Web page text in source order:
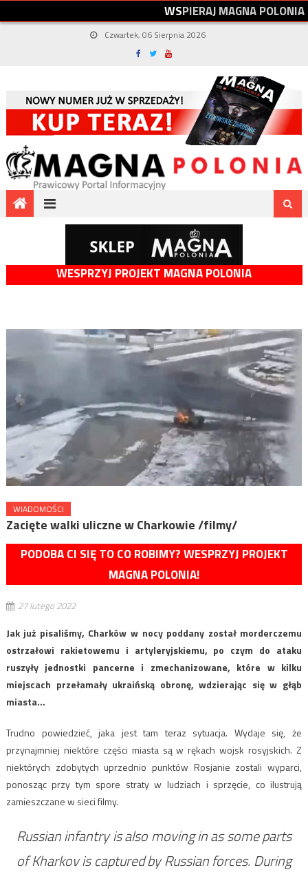
WSPIERAJMAGNAPOLONIA
Czwartek, 06 Sierpnia 2026
WESPRZYJ PROJEKT MAGNA POLONIA
WIADOMOŚCI
Zacięte walki uliczne w Charkowie /filmy/
PODOBA CI SIĘ TO CO ROBIMY? WESPRZYJ PROJEKT
MAGNA POLONIA!
27 lutego 2022
Jak już pisaliśmy, Charków w nocy poddany został morderczemu
ostrzałowi rakietowemu i artyleryjskiemu, po czym do ataku
ruszyły jednostki pancerne i zmechanizowane, które w kilku
miejscach przełamały ukraińską obronę, wdzierając się w głąb
miasta…
Trudno powiedzieć, jaka jest tam teraz sytuacja. Wydaje się, że
przynajmniej niektóre części miasta są w rękach wojsk rosyjskich. Z
niektórych zdobytych uprzednio punktów Rosjanie zostali wyparci,
ponosząc przy tym spore straty w ludziach i sprzęcie, co ilustrują
zamieszczane w sieci filmy.
Russian infantry is also moving in as some parts
of Kharkov is captured by Russian forces. During